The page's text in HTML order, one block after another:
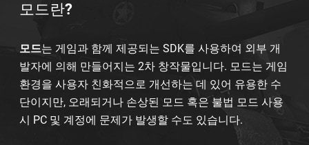
모드란?
모드는 게임과 함께 제공되는 SDK를 사용하여 외부 개
발자에 의해 만들어지는 2차 창작물입니다. 모드는 게임
환경을 사용자 친화적으로 개선하는 데 있어 유용한 수
단이지만, 오래되거나 손상된 모드 혹은 불법 모드 사용
시 PC 및 계정에 문제가 발생할 수도 있습니다.